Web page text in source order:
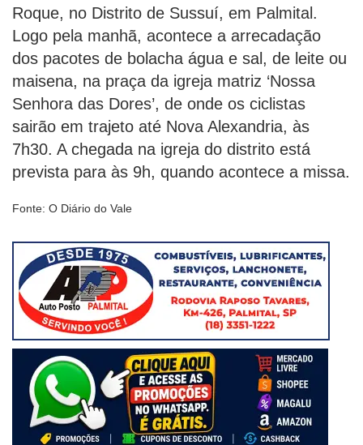
Roque, no Distrito de Sussuí, em Palmital.
Logo pela manhã, acontece a arrecadação
dos pacotes de bolacha água e sal, de leite ou
maisena, na praça da igreja matriz ‘Nossa
Senhora das Dores’, de onde os ciclistas
sairão em trajeto até Nova Alexandria, às
7h30. A chegada na igreja do distrito está
prevista para às 9h, quando acontece a missa.
Fonte: O Diário do Vale